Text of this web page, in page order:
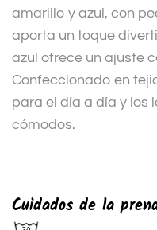
amarillo y azul, con
aporta un toque
azul ofrece un ajuste
Confeccionado en
para el día a día y los
cómodos.
Cuidados de la